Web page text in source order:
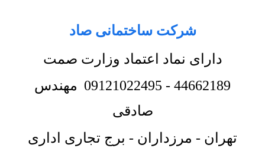
شرکت ساختمانی صاد
دارای نماد اعتماد وزارت صمت
44662189
-
09121022495 مهندس
صادقی
تهران - مرزداران - برج تجاری اداری